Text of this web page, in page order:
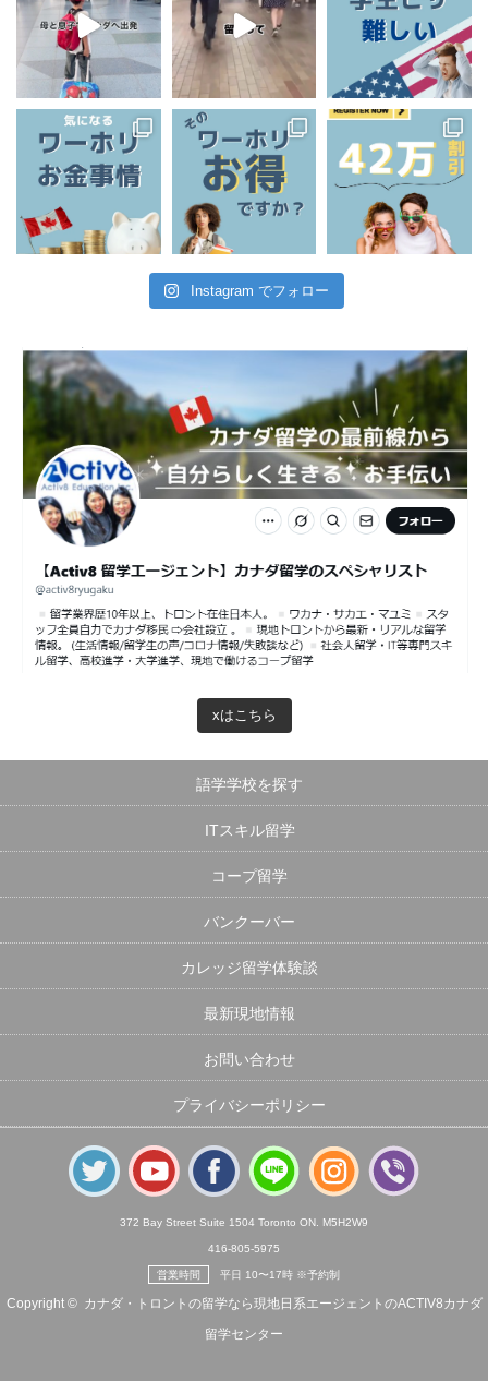
Instagram でフォロー
xはこちら
語学学校を探す
ITスキル留学
コープ留学
バンクーバー
カレッジ留学体験談
最新現地情報
お問い合わせ
プライバシーポリシー
372 Bay Street Suite 1504 Toronto ON. M5H2W9
416-805-5975
営業時間 平日 10〜17時 ※予約制
Copyright © カナダ・トロントの留学なら現地日系エージェントのACTIV8カナダ
留学センター